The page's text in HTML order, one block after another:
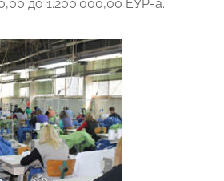
до 1.200.000,00 ЕУР-а.